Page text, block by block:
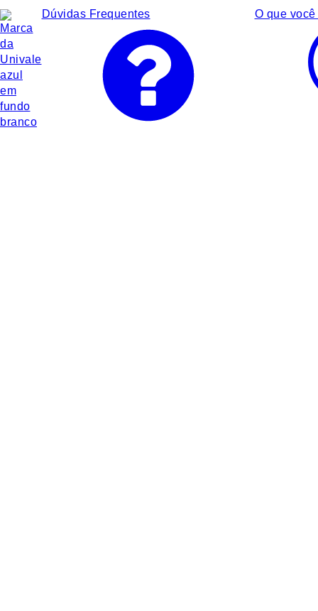
Dúvidas Frequentes O que